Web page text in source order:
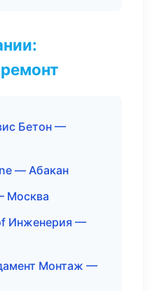
Бетон —
— Абакан
Москва
Инженерия —
Монтаж —